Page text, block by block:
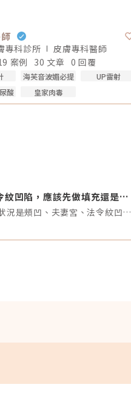
專科診所 皮膚專科醫師
案例 30 文章 0 回覆
海芙音波媚必提
UP雷射
酸
皇家肉毒
凹陷，應該先做填充還是電
各位美女～想請問我目前的狀況是頰凹、夫妻宮、法令紋凹陷，去醫美診所諮詢，他是建議我電音波也要做，但療程下來要20萬左右，目前最困擾的是法令紋>頰凹>夫妻宮是先填充完再打電波嗎？還是先打電波再填充呢～～Â